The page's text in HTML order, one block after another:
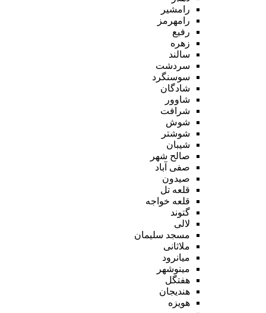
رامشیر
رامهرمز
رفیع
زهره
سالند
سردشت
سوسنگرد
شادگان
شاوور
شرافت
شوش
شوشتر
شیبان
صالح شهر
صفی آباد
صیدون
قلعه تل
قلعه خواجه
گتوند
لالی
مسجد سلیمان
ملاثانی
میانرود
مینوشهر
هفتگل
هندیجان
هویزه